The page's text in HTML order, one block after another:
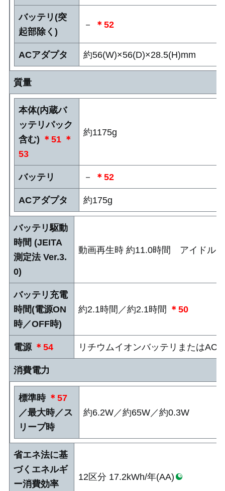
バッテリ(突
起部除く)
－ ＊52
ACアダプタ 約56(W)×56(D)×28.5(H)mm
質量
本体(内蔵バ
ッテリパック
含む) ＊51 ＊
53
約1175g
バッテリ － ＊52
ACアダプタ 約175g
バッテリ駆動
時間 (JEITA
測定法 Ver.3.
0)
動画再生時 約11.0時間 アイドル
バッテリ充電
時間(電源ON
時／OFF時)
約2.1時間／約2.1時間 ＊50
電源 ＊54 リチウムイオンバッテリまたはAC
消費電力
標準時 ＊57
／最大時／ス
リープ時
約6.2W／約65W／約0.3W
省エネ法に基
づくエネルギ
ー消費効率
12区分 17.2kWh/年(AA)